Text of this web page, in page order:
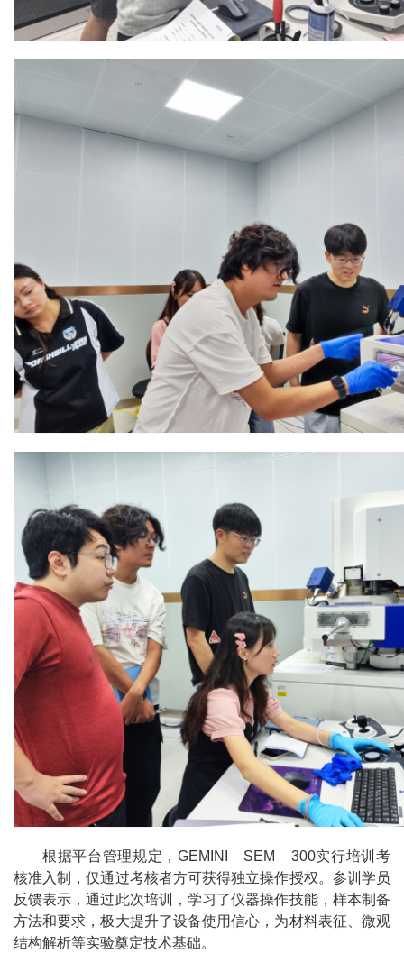
根据平台管理规定，GEMINI SEM 300实行培训考
核准入制，仅通过考核者方可获得独立操作授权。参训学员
反馈表示，通过此次培训，学习了仪器操作技能，样本制备
方法和要求，极大提升了设备使用信心，为材料表征、微观
结构解析等实验奠定技术基础。